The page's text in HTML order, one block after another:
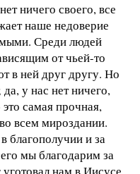
ничего своего, все
наше недоверие
Среди людей
от чьей-то
в ней друг другу. Но
у нас нет ничего,
самая прочная,
всем мироздании.
благополучии и за
мы благодарим за